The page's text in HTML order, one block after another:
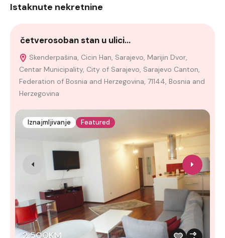
Istaknute nekretnine
četverosoban stan u ulici…
Skenderpašina, Cicin Han, Sarajevo, Marijin Dvor,
Centar Municipality, City of Sarajevo, Sarajevo Canton,
Federation of Bosnia and Herzegovina, 71144, Bosnia and
Herzegovina
Iznajmljivanje Featured
2,500KM